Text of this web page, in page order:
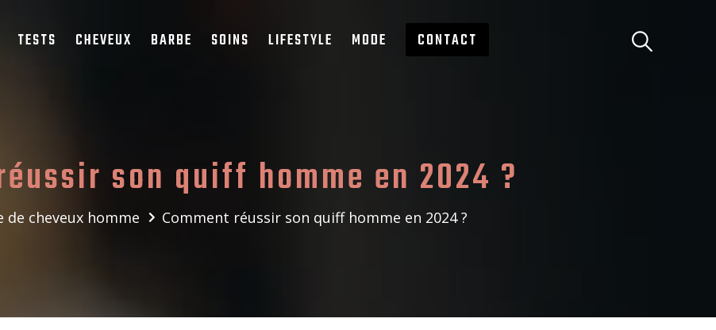
TESTS CHEVEUX BARBE SOINS LIFESTYLE MODE CONTACT
son quiff homme en 2024 ?
de cheveux homme Comment réussir son quiff homme en 2024 ?